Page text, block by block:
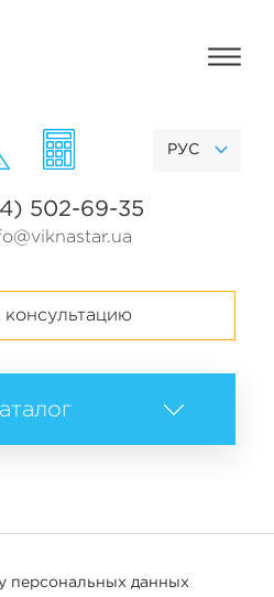
РУС
502-69-35
консультацию
персональных данных